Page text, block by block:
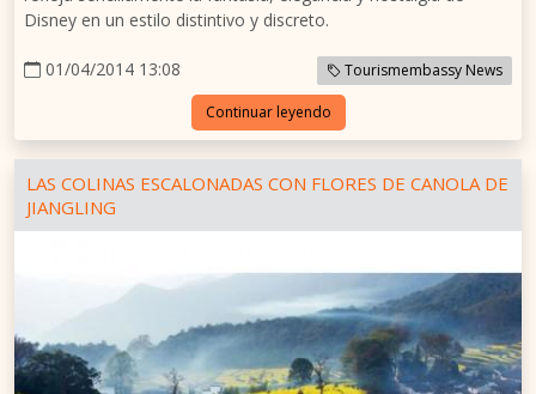
Disney en un estilo distintivo y discreto.
01/04/2014 13:08 Tourismembassy News
Continuar leyendo
LAS COLINAS ESCALONADAS CON FLORES DE CANOLA DE
JIANGLING